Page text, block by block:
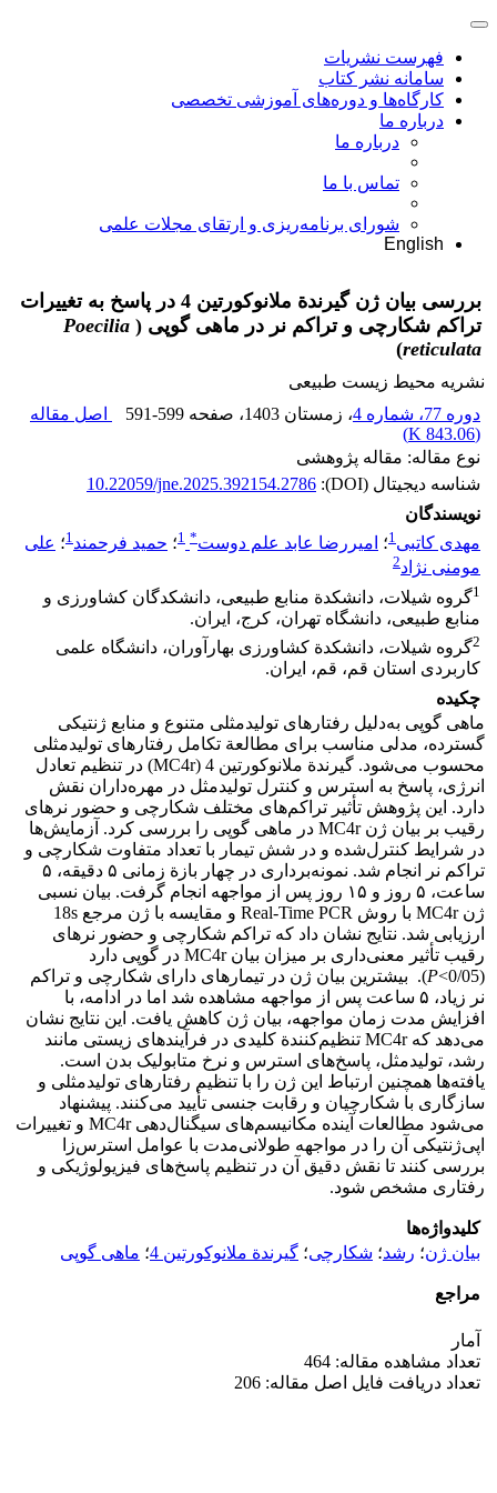
فهرست نشریات
سامانه نشر کتاب
کارگاه‌ها و دوره‌های آموزشی تخصصی
درباره ما
درباره ما
تماس با ما
شورای برنامه‌ریزی و ارتقای مجلات علمی
English
بررسی بیان ژن گیرندة ملانوکورتین 4 در پاسخ به تغییرات
تراکم شکارچی و تراکم نر در ماهی گوپی ( Poecilia
reticulata
)
نشریه محیط زیست طبیعی
دوره 77، شماره 4
، زمستان 1403 ، صفحه 591-599
اصل مقاله
(
843.06 K
)
نوع مقاله: مقاله پژوهشی
شناسه دیجیتال (DOI):
10.22059/jne.2025.392154.2786
نویسندگان
مهدی کاتبی1؛ امیررضا عابد علم دوست*
1؛ حمید فرحمند1؛ علی
مومنی نژاد2
1گروه شیلات، دانشکدة منابع طبیعی، دانشکدگان کشاورزی و
منابع طبیعی، دانشگاه تهران، کرج، ایران.
2گروه شیلات، دانشکدة کشاورزی بهارآوران، دانشگاه علمی
کاربردی استان قم، قم، ایران.
چکیده
ماهی گوپی به‌دلیل رفتارهای تولیدمثلی متنوع و منابع ژنتیکی
گسترده، مدلی مناسب برای مطالعة تکامل رفتارهای تولیدمثلی
محسوب می‌شود. گیرندة ملانوکورتین 4 (MC4r) در تنظیم تعادل
انرژی، پاسخ به استرس و کنترل تولیدمثل در مهره‌داران نقش
دارد. این پژوهش تأثیر تراکم‌های مختلف شکارچی و حضور نرهای
رقیب بر بیان ژن MC4r در ماهی گوپی را بررسی کرد. آزمایش‌ها
در شرایط کنترل‌شده و در شش تیمار با تعداد متفاوت شکارچی و
تراکم نر انجام شد. نمونه‌برداری در چهار بازة زمانی ۵ دقیقه، ۵
ساعت، ۵ روز و ۱۵ روز پس از مواجهه انجام گرفت. بیان نسبی
ژن MC4r با روش Real-Time PCR و مقایسه با ژن مرجع 18s
ارزیابی شد. نتایج نشان داد که تراکم شکارچی و حضور نرهای
رقیب تأثیر معنی‌داری بر میزان بیان MC4r در گوپی دارد
(0/05>
P). بیشترین بیان ژن در تیمارهای دارای شکارچی و تراکم
نر زیاد، ۵ ساعت پس از مواجهه مشاهده شد اما در ادامه، با
افزایش مدت‌ زمان مواجهه، بیان ژن کاهش یافت. این نتایج نشان
می‌دهد که MC4r تنظیم‌کنندة کلیدی در فرآیندهای زیستی مانند
رشد، تولیدمثل، پاسخ‌های استرس و نرخ متابولیک بدن است.
یافته‌ها همچنین ارتباط این ژن را با تنظیم رفتارهای تولیدمثلی و
سازگاری با شکارچیان و رقابت جنسی تأیید می‌کنند. پیشنهاد
می‌شود مطالعات آینده مکانیسم‌های سیگنال‌دهی MC4r و تغییرات
اپی‌ژنتیکی آن را در مواجهه طولانی‌مدت با عوامل استرس‌زا
بررسی کنند تا نقش دقیق آن در تنظیم پاسخ‌های فیزیولوژیکی و
رفتاری مشخص شود.
کلیدواژه‌ها
بیان ژن؛ رشد؛ شکارچی؛ گیرندة ملانوکورتین 4 ؛ ماهی گوپی
مراجع
آمار
تعداد مشاهده مقاله: 464
تعداد دریافت فایل اصل مقاله: 206